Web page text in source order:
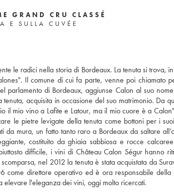
GRAND CRU CLASSÉ
E SULLA CUVÉE
le radici nella storia di Bordeaux. La tenuta si trova,
Il comune di cui fa parte, venne poi chiamato
parlamento di Bordeaux, aggiunse Calon al suo
acquisita in occasione del suo matrimonio. Da
il mio vino a Lafite e Latour, ma il mio cuore è a
le pietre levigate della tenuta come bottoni per i
mura, un fatto tanto raro a Bordeaux da saltare
costituito da ghiaia sabbiosa e rocce
difficile, i vini di Château Calon Ségur hanno
nel 2012 la tenuta è stata acquistata da
direttore operativo ed è ora responsabile della
elevare l'eleganza dei vini, oggi molto ricercati.